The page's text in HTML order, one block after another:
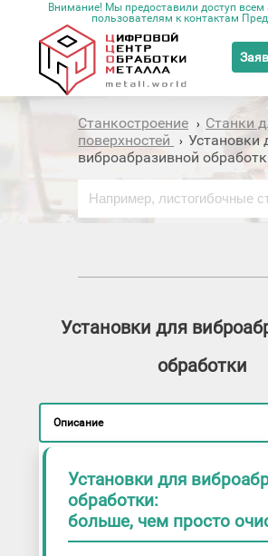
Внимание! Мы предоставили доступ
пользователям к контактам
Станкостроение › Станки
поверхностей
› Установки
виброабразивной
Установки для
обработки
Описание
Установки для
обработки:
больше, чем просто